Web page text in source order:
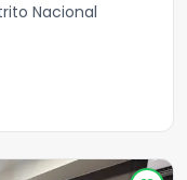
Nacional